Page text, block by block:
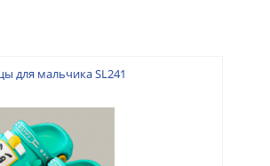
для мальчика SL241